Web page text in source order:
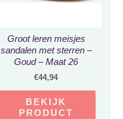
Groot leren meisjes
sandalen met sterren –
Goud – Maat 26
€44,94
BEKIJK
PRODUCT